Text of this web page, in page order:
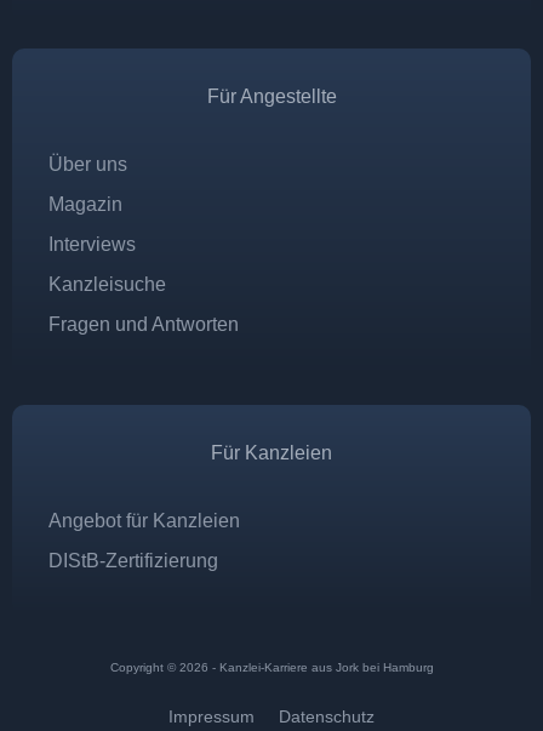
Für Angestellte
Über uns
Magazin
Interviews
Kanzleisuche
Fragen und Antworten
Für Kanzleien
Angebot für Kanzleien
DIStB-Zertifizierung
Copyright © 2026 - Kanzlei-Karriere aus Jork bei Hamburg
Impressum Datenschutz